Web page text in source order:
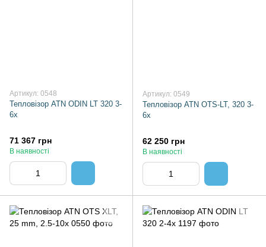
Артикул: 0548
Тепловізор ATN ODIN LT 320 3-
6x
71 367 грн
В наявності
Артикул: 0549
Тепловізор ATN OTS-LT, 320 3-
6x
62 250 грн
В наявності